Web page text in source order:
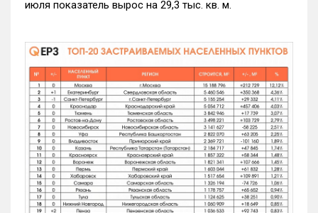
июля показатель вырос на 29,3 тыс. кв. м.